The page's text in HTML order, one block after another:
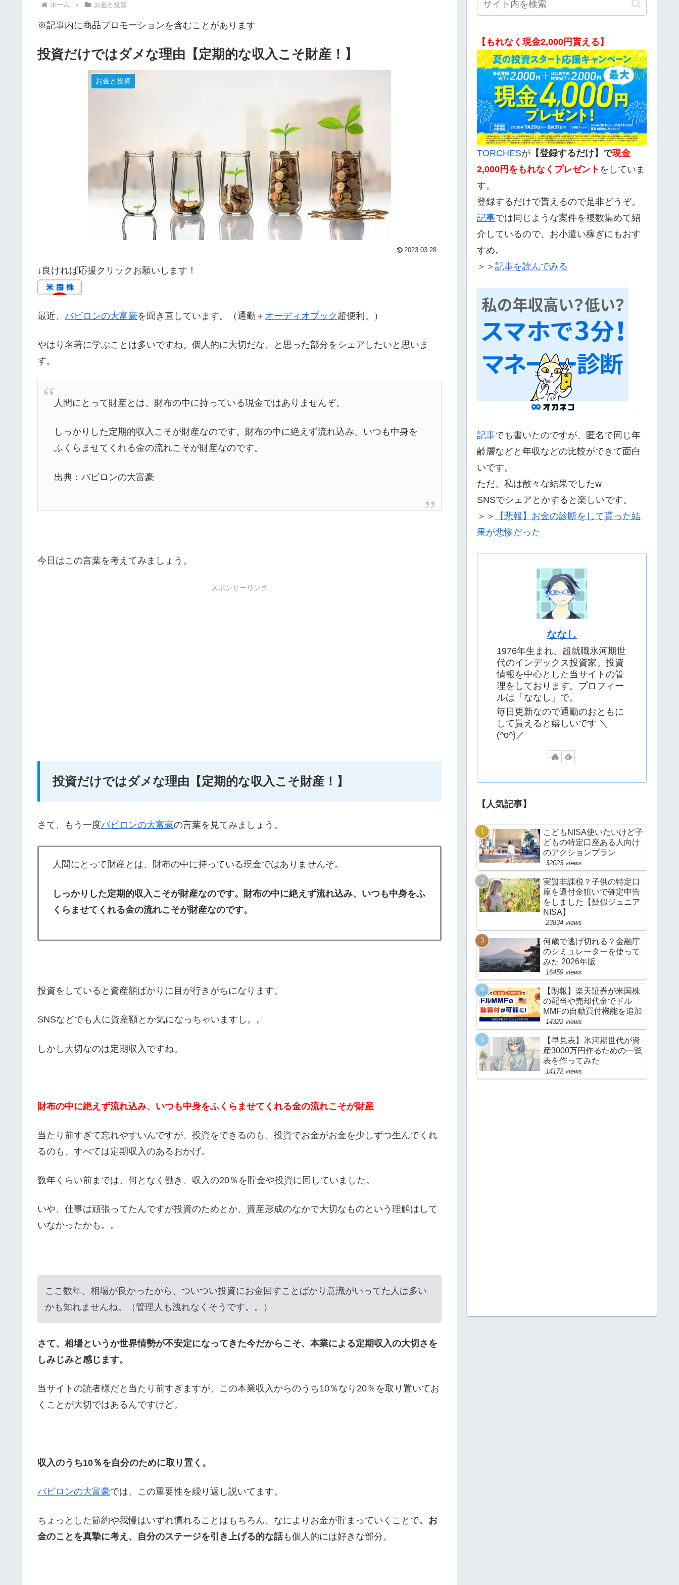
ホーム お金と投資
※記事内に商品プロモーションを含むことがあります
投資だけではダメな理由【定期的な収入こそ財産！】
お金と投資
2023.03.28
↓良ければ応援クリックお願いします！
最近、 バビロンの大富豪を聞き直しています。（通勤＋ オーディオブック 超便利。）
やはり名著に学ぶことは多いですね。個人的に大切だな、と思った部分をシェアしたいと思いま
す。
人間にとって財産とは、財布の中に持っている現金ではありませんぞ。
しっかりした定期的収入こそが財産なのです。財布の中に絶えず流れ込み、いつも中身を
ふくらませてくれる金の流れこそが財産なのです。
出典：バビロンの大富豪
今日はこの言葉を考えてみましょう。
スポンサーリンク
投資だけではダメな理由【定期的な収入こそ財産！】
さて、もう一度バビロンの大富豪の言葉を見てみましょう。
人間にとって財産とは、財布の中に持っている現金ではありませんぞ。
しっかりした定期的収入こそが財産なのです。財布の中に絶えず流れ込み、いつも中身をふ
くらませてくれる金の流れこそが財産なのです。
投資をしていると資産額ばかりに目が行きがちになります。
SNSなどでも人に資産額とか気になっちゃいますし。。
しかし大切なのは定期収入ですね。
財布の中に絶えず流れ込み、いつも中身をふくらませてくれる金の流れこそが財産
当たり前すぎて忘れやすいんですが、投資をできるのも、投資でお金がお金を少しずつ生んでくれ
るのも、すべては定期収入のあるおかげ。
数年くらい前までは、何となく働き、収入の20％を貯金や投資に回していました。
いや、仕事は頑張ってたんですが投資のためとか、資産形成のなかで大切なものという理解はして
いなかったかも。。
ここ数年、相場が良かったから、ついつい投資にお金回すことばかり意識がいってた人は多い
かも知れませんね。（管理人も洩れなくそうです。。）
さて、相場というか世界情勢が不安定になってきた今だからこそ、本業による定期収入の大切さを
しみじみと感じます。
当サイトの読者様だと当たり前すぎますが、この本業収入からのうち10％なり20％を取り置いてお
くことが大切ではあるんですけど。
収入のうち10％を自分のために取り置く。
バビロンの大富豪では、この重要性を繰り返し説いてます。
ちょっとした節約や我慢はいずれ慣れることはもちろん、なによりお金が貯まっていくことで、お
金のことを真摯に考え、自分のステージを引き上げる的な話も個人的には好きな部分。
【もれなく現金2,000円貰える】
TORCHESが 【登録するだけ】で現金
2,000 円をもれなくプレゼント をしていま
す。
登録するだけで貰えるので是非どうぞ。
記事では同じような案件を複数集めて紹
介しているので、お小遣い稼ぎにもおす
すめ。
＞＞ 記事を読んでみる
記事でも書いたのですが、匿名で同じ年
齢層などと年収などの比較ができて面白
いです。
ただ、私は散々な結果でしたw
SNSでシェアとかすると楽しいです。
＞＞
【悲報】お金の診断をして貰った結
果が悲惨だった
ななし
1976年生まれ、超就職氷河期世
代のインデックス投資家。投資
情報を中心とした当サイトの管
理をしております。プロフィー
ルは「ななし」で。
毎日更新なので通勤のおともに
して貰えると嬉しいです ＼
(^o^)／
【人気記事】
こどもNISA使いたいけど子
どもの特定口座ある人向け
のアクションプラン
32023 views
実質非課税？子供の特定口
座を還付金狙いで確定申告
をしました【疑似ジュニア
NISA】
23834 views
何歳で逃げ切れる？金融庁
のシミュレーターを使って
みた 2026年版
16459 views
【朗報】楽天証券が米国株
の配当や売却代金でドル
MMFの自動買付機能を追加
14322 views
【早見表】氷河期世代が資
産3000万円作るための一覧
表を作ってみた
14172 views